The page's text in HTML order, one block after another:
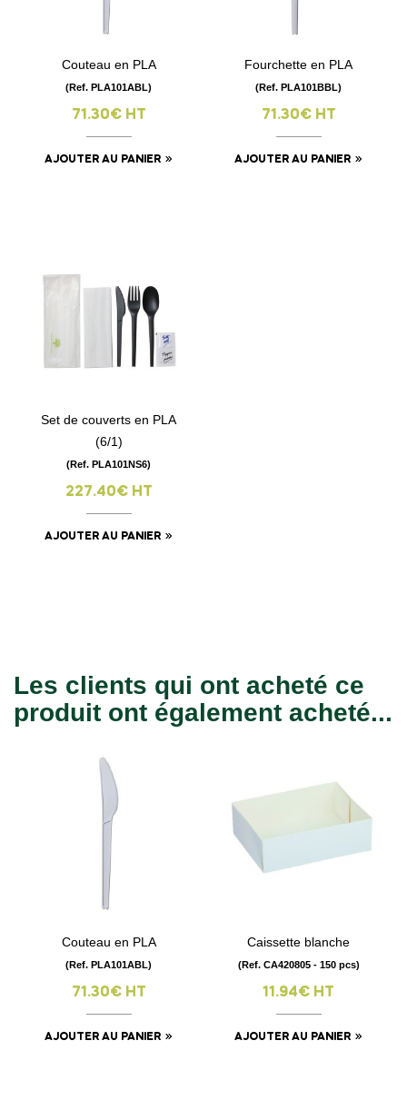
Couteau en PLA
(Ref. PLA101ABL)
71.30€ HT
AJOUTER AU PANIER
Fourchette en PLA
(Ref. PLA101BBL)
71.30€ HT
AJOUTER AU PANIER
Set de couverts en PLA
(6/1)
(Ref. PLA101NS6)
227.40€ HT
AJOUTER AU PANIER
Les clients qui ont acheté ce
produit ont également acheté...
Couteau en PLA
(Ref. PLA101ABL)
71.30€ HT
AJOUTER AU PANIER
Caissette blanche
(Ref. CA420805 - 150 pcs)
11.94€ HT
AJOUTER AU PANIER